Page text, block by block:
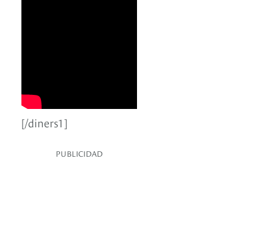
[/diners1]
PUBLICIDAD